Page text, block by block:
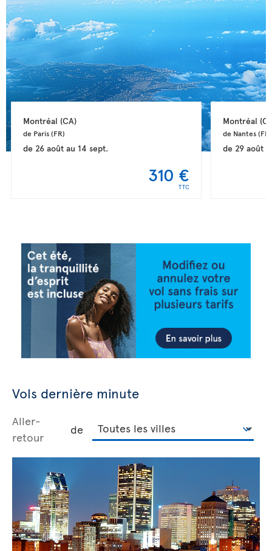
Montréal (CA)
de Paris (FR)
de 26 aoûtau 14 sept.
310 €
TTC
Montréal
de Nantes (FR)
de 29 août
Vols dernière minute
Aller-
retour
de